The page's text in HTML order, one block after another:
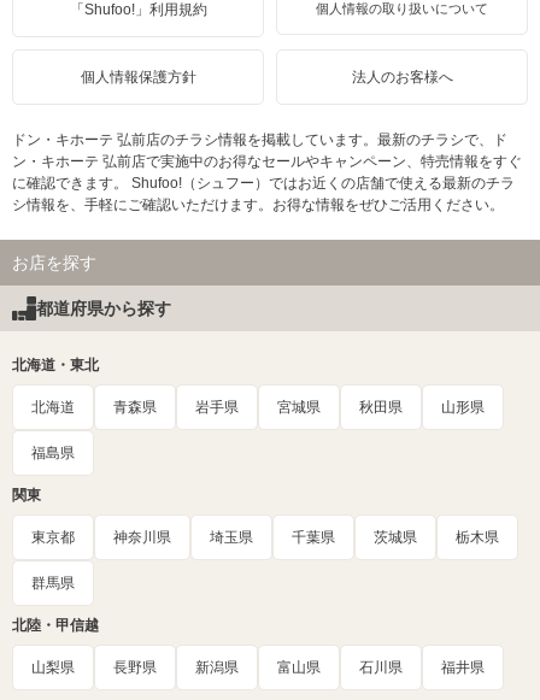
「Shufoo!」利用規約 個人情報の取り扱いについて
個人情報保護方針 法人のお客様へ
ドン・キホーテ 弘前店のチラシ情報を掲載しています。最新のチラシで、ド
ン・キホーテ 弘前店で実施中のお得なセールやキャンペーン、特売情報をすぐ
に確認できます。 Shufoo!（シュフー）ではお近くの店舗で使える最新のチラ
シ情報を、手軽にご確認いただけます。お得な情報をぜひご活用ください。
お店を探す
都道府県から探す
北海道・東北
北海道 青森県 岩手県 宮城県 秋田県 山形県
福島県
関東
東京都 神奈川県 埼玉県 千葉県 茨城県 栃木県
群馬県
北陸・甲信越
山梨県 長野県 新潟県 富山県 石川県 福井県